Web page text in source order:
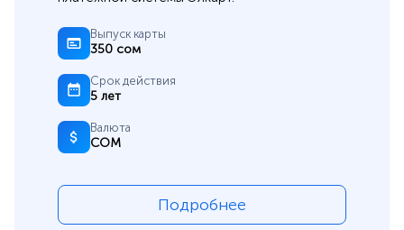
Выпуск карты
350 сом
Срок действия
5 лет
Валюта
СОМ
Подробнее